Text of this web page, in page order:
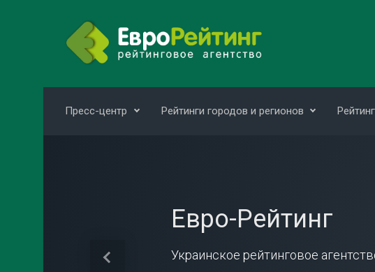
Пресс-центр Рейтинги городов и регионов
Евро-Рейтинг
Украинское рейтинговое
Previous